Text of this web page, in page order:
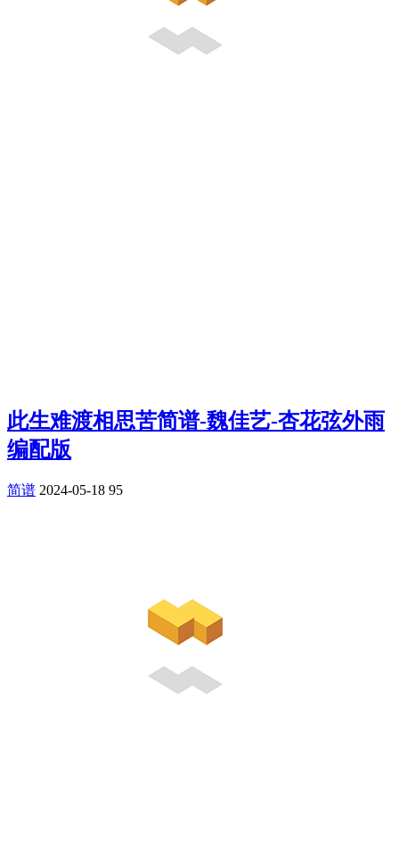
此生难渡相思苦简谱-魏佳艺-杏花弦外雨
编配版
简谱 2024-05-18 95